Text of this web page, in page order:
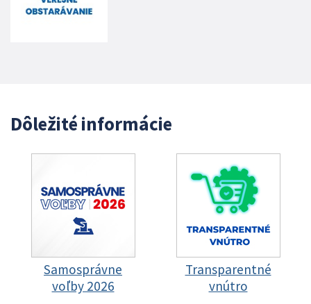
Dôležité informácie
Samosprávne
voľby 2026
Transparentné
vnútro